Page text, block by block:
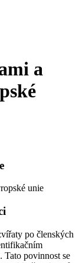
a
unie
po členských
Tato povinnost se